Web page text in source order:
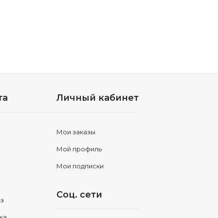
Личный кабинет
Мои заказы
Мой профиль
Мои подписки
Соц. сети